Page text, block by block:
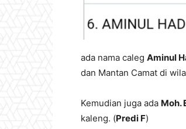
ada nama caleg Aminul
dan Mantan Camat di
Kemudian juga ada Moh.
kaleng. (Predi F)